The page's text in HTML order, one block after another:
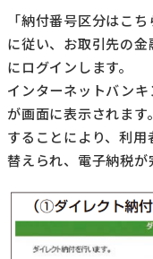
「納付番号区分はこ
に従い、お取引先の
にログインします。
インターネットバン
が画面に表示されま
することにより、利用
替えられ、電子納税が